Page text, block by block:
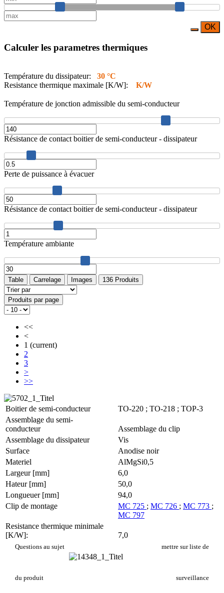
OK
Calculer les parametres thermiques
Température du dissipateur:
30 °C
Resistance thermique maximale [K/W]:
K/W
Température de jonction admissible du semi-conducteur
Résistance de contact boitier de semi-conducteur - dissipateur
Perte de puissance à évacuer
Résistance de contact boitier de semi-conducteur - dissipateur
Température ambiante
Table Carrelage Images 136 Produits
Produits par page
<<
<
1 (current)
2
3
>
>>
Boitier de semi-conducteur
TO-220 ; TO-218 ; TOP-3
Assemblage du semi-
conducteur
Assemblage du clip
Assemblage du dissipateur
Vis
Surface
Anodise noir
Materiel
AlMgSi0,5
Largeur [mm]
6,0
Hateur [mm]
50,0
Longueuer [mm]
94,0
Clip de montage
MC 725 ; MC 726 ; MC 773 ;
MC 797
Resistance thermique minimale
[K/W]:
7,0
Questions au sujet
du produit
mettre sur liste de
surveillance